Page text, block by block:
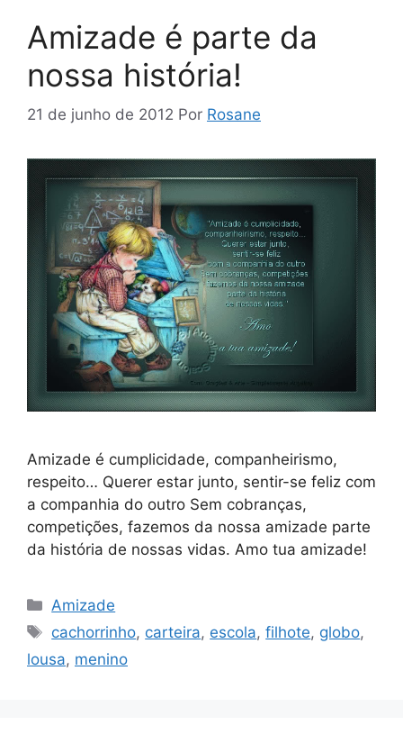
Amizade é parte da
nossa história!
21 de junho de 2012 Por Rosane
Amizade é cumplicidade, companheirismo,
respeito… Querer estar junto, sentir-se feliz com
a companhia do outro Sem cobranças,
competições, fazemos da nossa amizade parte
da história de nossas vidas. Amo tua amizade!
Categorias
Amizade
Tags
cachorrinho, carteira, escola,filhote, globo,
lousa, menino